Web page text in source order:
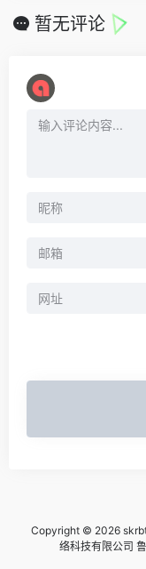
暂无评论
Copyright © 2026
络科技有限公司